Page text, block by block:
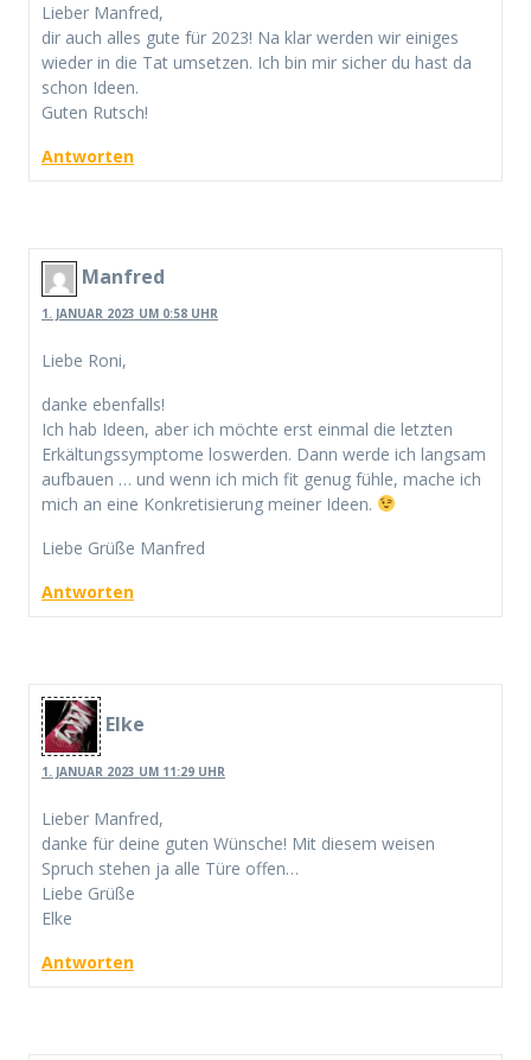
Lieber Manfred,
dir auch alles gute für 2023! Na klar werden wir einiges
wieder in die Tat umsetzen. Ich bin mir sicher du hast da
schon Ideen.
Guten Rutsch!
Antworten
Manfred
1. JANUAR 2023 UM 0:58 UHR
Liebe Roni,
danke ebenfalls!
Ich hab Ideen, aber ich möchte erst einmal die letzten
Erkältungssymptome loswerden. Dann werde ich langsam
aufbauen … und wenn ich mich fit genug fühle, mache ich
mich an eine Konkretisierung meiner Ideen.
Liebe Grüße Manfred
Antworten
Elke
1. JANUAR 2023 UM 11:29 UHR
Lieber Manfred,
danke für deine guten Wünsche! Mit diesem weisen
Spruch stehen ja alle Türe offen…
Liebe Grüße
Elke
Antworten